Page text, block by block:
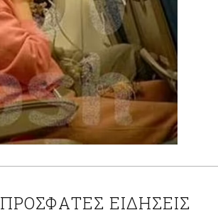
ΠΡΟΣΦΑΤΕΣ ΕΙΔΗΣΕΙΣ